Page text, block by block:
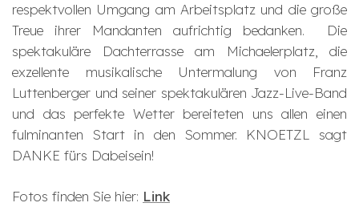
respektvollen Umgang am Arbeitsplatz und die große
Treue ihrer Mandanten aufrichtig bedanken. Die
spektakuläre Dachterrasse am Michaelerplatz, die
exzellente musikalische Untermalung von Franz
Luttenberger und seiner spektakulären Jazz-Live-Band
und das perfekte Wetter bereiteten uns allen einen
fulminanten Start in den Sommer. KNOETZL sagt
DANKE fürs Dabeisein!
Fotos finden Sie hier: Link